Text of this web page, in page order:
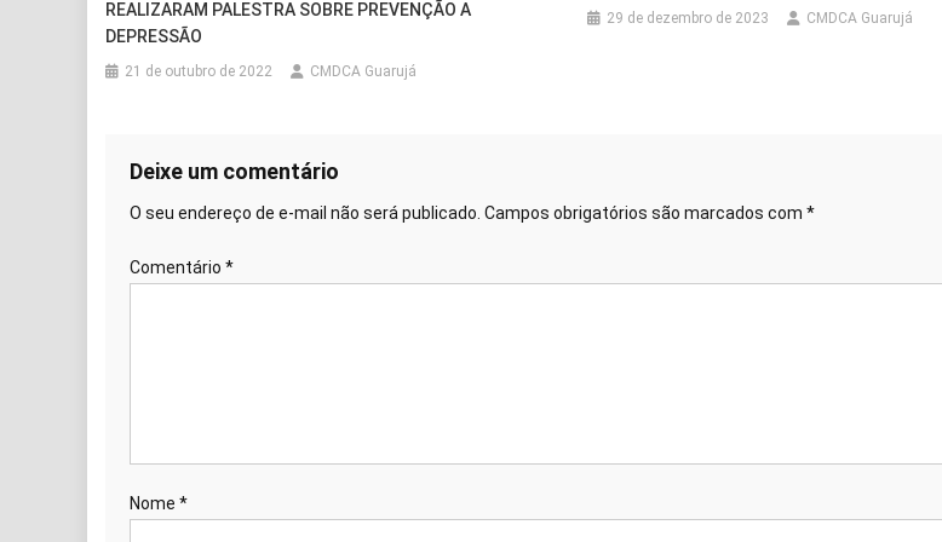
REALIZARAM PALESTRA SOBRE PREVENÇÃO A
DEPRESSÃO
21 de outubro de 2022 CMDCA Guarujá
29 de dezembro de 2023 CMDCA Guarujá
Deixe um comentário
O seu endereço de e-mail não será publicado. Campos obrigatórios são marcados com *
Comentário *
Nome *